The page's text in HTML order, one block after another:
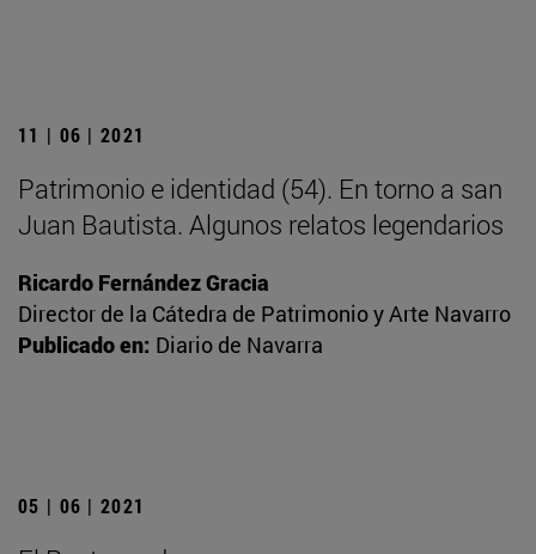
11 | 06 | 2021
Patrimonio e identidad (54). En torno a san
Juan Bautista. Algunos relatos legendarios
Ricardo Fernández Gracia
Director de la Cátedra de Patrimonio y Arte Navarro
Publicado en: Diario de Navarra
05 | 06 | 2021